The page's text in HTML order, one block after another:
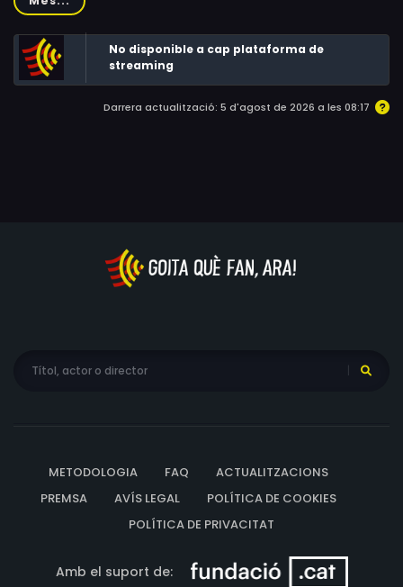
reuneixen com a estranyes quan la seva mare mor.
No disponible a cap plataforma de
streaming
Darrera actualització: 5 d'agost de 2026 a les 08:17
METODOLOGIA FAQ
ACTUALITZACIONS
PREMSA
AVÍS LEGAL
POLÍTICA DE COOKIES
POLÍTICA DE PRIVACITAT
Amb el suport de: